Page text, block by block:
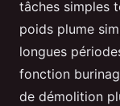
tâches simples
poids plume
longues
fonction
de démolition